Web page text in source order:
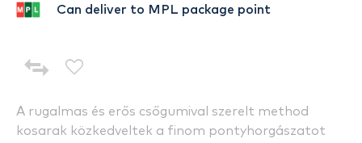
A rugalmas és erős csőgumival szerelt method
kosarak közkedveltek a finom pontyhorgászatot
Can deliver to MPL package point